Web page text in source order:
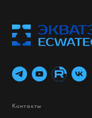
Контакты